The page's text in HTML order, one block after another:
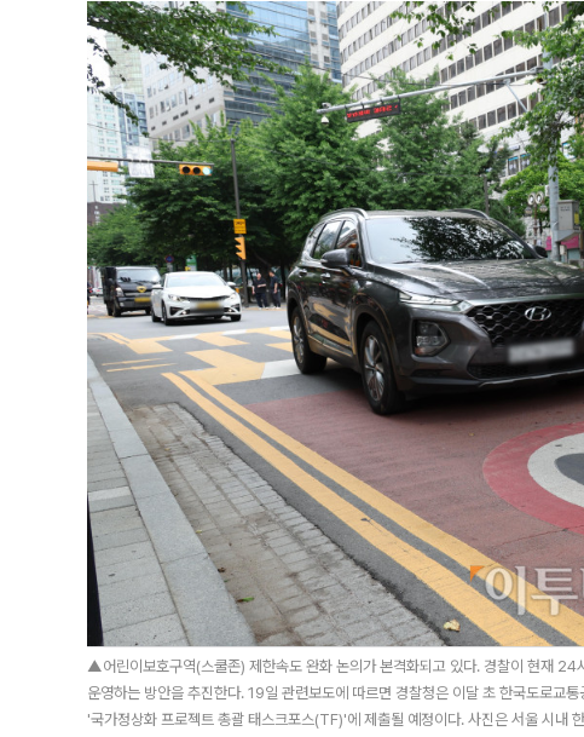
▲어린이보호구역(스쿨존) 제한속도 완화 논의가 본격화되고 있다. 경찰이 현재
운영하는 방안을 추진한다. 19일 관련보도에 따르면 경찰청은 이달 초 한국도로교
'국가정상화 프로젝트 총괄 태스크포스(TF)'에 제출될 예정이다. 사진은 서울 시